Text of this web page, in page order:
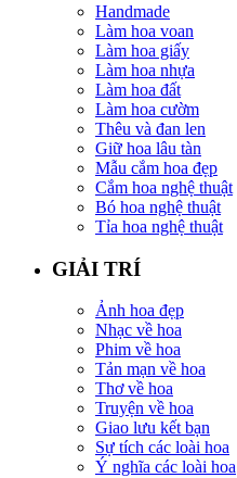
Handmade
Làm hoa voan
Làm hoa giấy
Làm hoa nhựa
Làm hoa đất
Làm hoa cườm
Thêu và đan len
Giữ hoa lâu tàn
Mẫu cắm hoa đẹp
Cắm hoa nghệ thuật
Bó hoa nghệ thuật
Tỉa hoa nghệ thuật
GIẢI TRÍ
Ảnh hoa đẹp
Nhạc về hoa
Phim về hoa
Tản mạn về hoa
Thơ về hoa
Truyện về hoa
Giao lưu kết bạn
Sự tích các loài hoa
Ý nghĩa các loài hoa